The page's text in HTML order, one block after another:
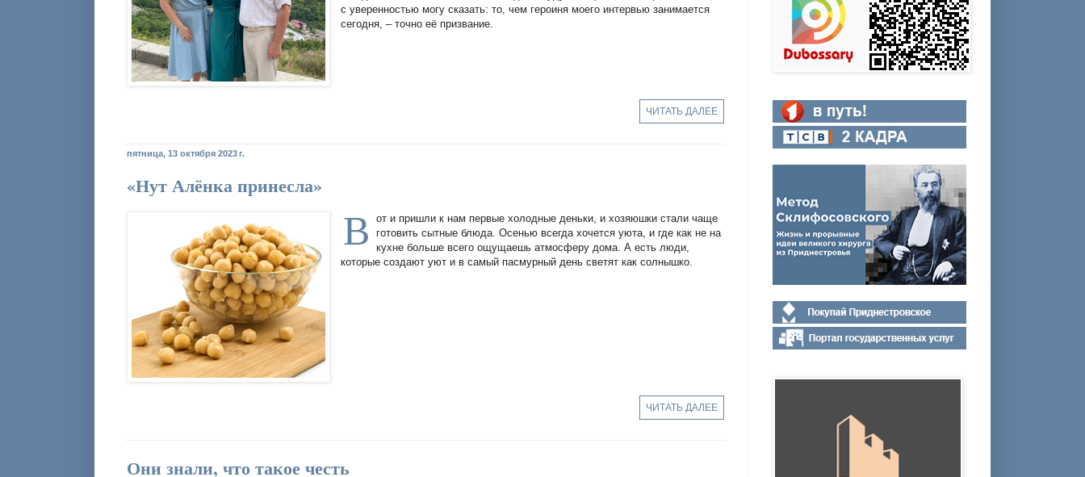
с уверенностью могу сказать: то, чем героиня моего интервью занимается
сегодня, – точно её призвание.
ЧИТАТЬ ДАЛЕЕ
пятница, 13 октября 2023 г.
«Нут Алёнка принесла»
В
от и пришли к нам первые холодные деньки, и хозяюшки стали чаще
готовить сытные блюда. Осенью всегда хочется уюта, и где как не на
кухне больше всего ощущаешь атмосферу дома. А есть люди,
которые создают уют и в самый пасмурный день светят как солнышко.
ЧИТАТЬ ДАЛЕЕ
Они знали, что такое честь